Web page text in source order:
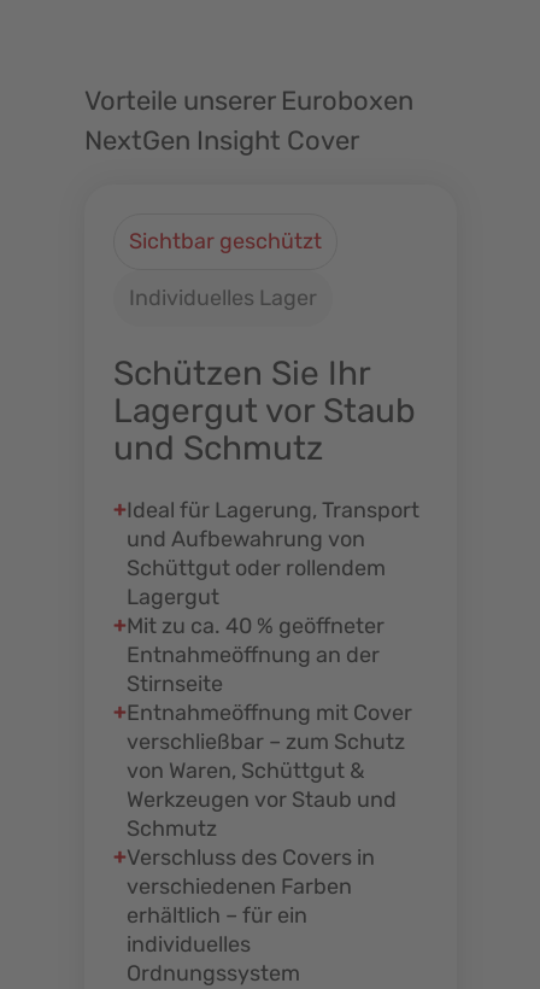
Vorteile unserer Euroboxen
NextGen Insight Cover
Sichtbar geschützt
Individuelles Lager
Schützen Sie Ihr
Lagergut vor Staub
und Schmutz
Ideal für Lagerung, Transport
und Aufbewahrung von
Schüttgut oder rollendem
Lagergut
Mit zu ca. 40 % geöffneter
Entnahmeöffnung an der
Stirnseite
Entnahmeöffnung mit Cover
verschließbar – zum Schutz
von Waren, Schüttgut &
Werkzeugen vor Staub und
Schmutz
Verschluss des Covers in
verschiedenen Farben
erhältlich – für ein
individuelles
Ordnungssystem